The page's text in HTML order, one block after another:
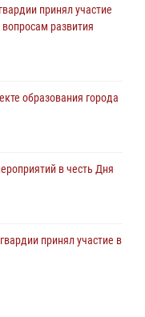
принял участие
развития
образования города
в честь Дня
принял участие в